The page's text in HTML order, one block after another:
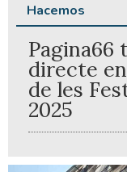
Hacemos
Pagina66
directe
de les
2025